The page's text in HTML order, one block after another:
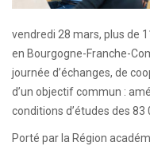
vendredi 28 mars, plus de
en Bourgogne-Franche-
journée d’échanges, de
d’un objectif commun :
conditions d’études des 83
Porté par la Région